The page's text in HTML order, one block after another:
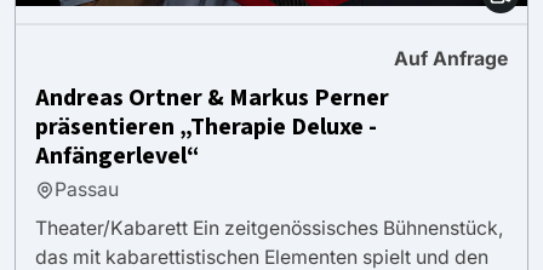
Auf Anfrage
Andreas Ortner & Markus Perner
präsentieren „Therapie Deluxe -
Anfängerlevel“
Passau
Theater/Kabarett Ein zeitgenössisches Bühnenstück,
das mit kabarettistischen Elementen spielt und den